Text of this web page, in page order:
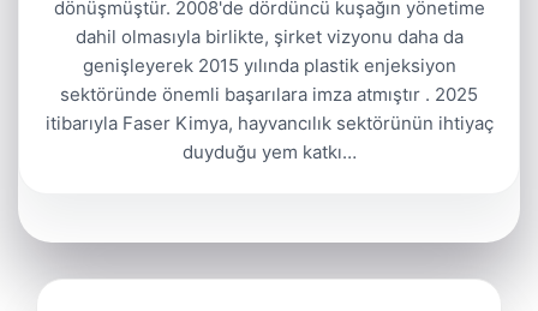
dönüşmüştür. 2008'de dördüncü kuşağın yönetime
dahil olmasıyla birlikte, şirket vizyonu daha da
genişleyerek 2015 yılında plastik enjeksiyon
sektöründe önemli başarılara imza atmıştır . 2025
itibarıyla Faser Kimya, hayvancılık sektörünün ihtiyaç
duyduğu yem katkı…